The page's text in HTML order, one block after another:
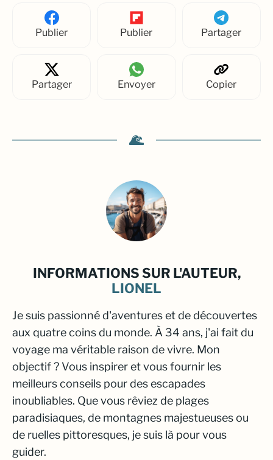
Publier Publier Partager
Partager Envoyer Copier
INFORMATIONS SUR L'AUTEUR,
LIONEL
Je suis passionné d'aventures et de découvertes
aux quatre coins du monde. À 34 ans, j'ai fait du
voyage ma véritable raison de vivre. Mon
objectif ? Vous inspirer et vous fournir les
meilleurs conseils pour des escapades
inoubliables. Que vous rêviez de plages
paradisiaques, de montagnes majestueuses ou
de ruelles pittoresques, je suis là pour vous
guider.